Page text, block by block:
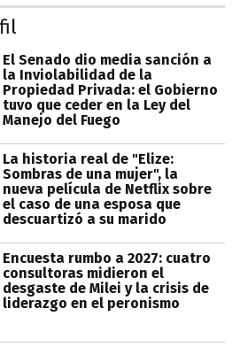
El Senado dio media sanción a
la Inviolabilidad de la
Propiedad Privada: el Gobierno
tuvo que ceder en la Ley del
Manejo del Fuego
La historia real de "Elize:
Sombras de una mujer", la
nueva película de Netflix sobre
el caso de una esposa que
descuartizó a su marido
Encuesta rumbo a 2027: cuatro
consultoras midieron el
desgaste de Milei y la crisis de
liderazgo en el peronismo